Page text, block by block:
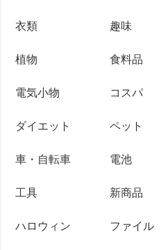
衣類 趣味
植物 食料品
電気小物 コスパ
ダイエット ペット
車・自転車 電池
工具 新商品
ハロウィン ファイル